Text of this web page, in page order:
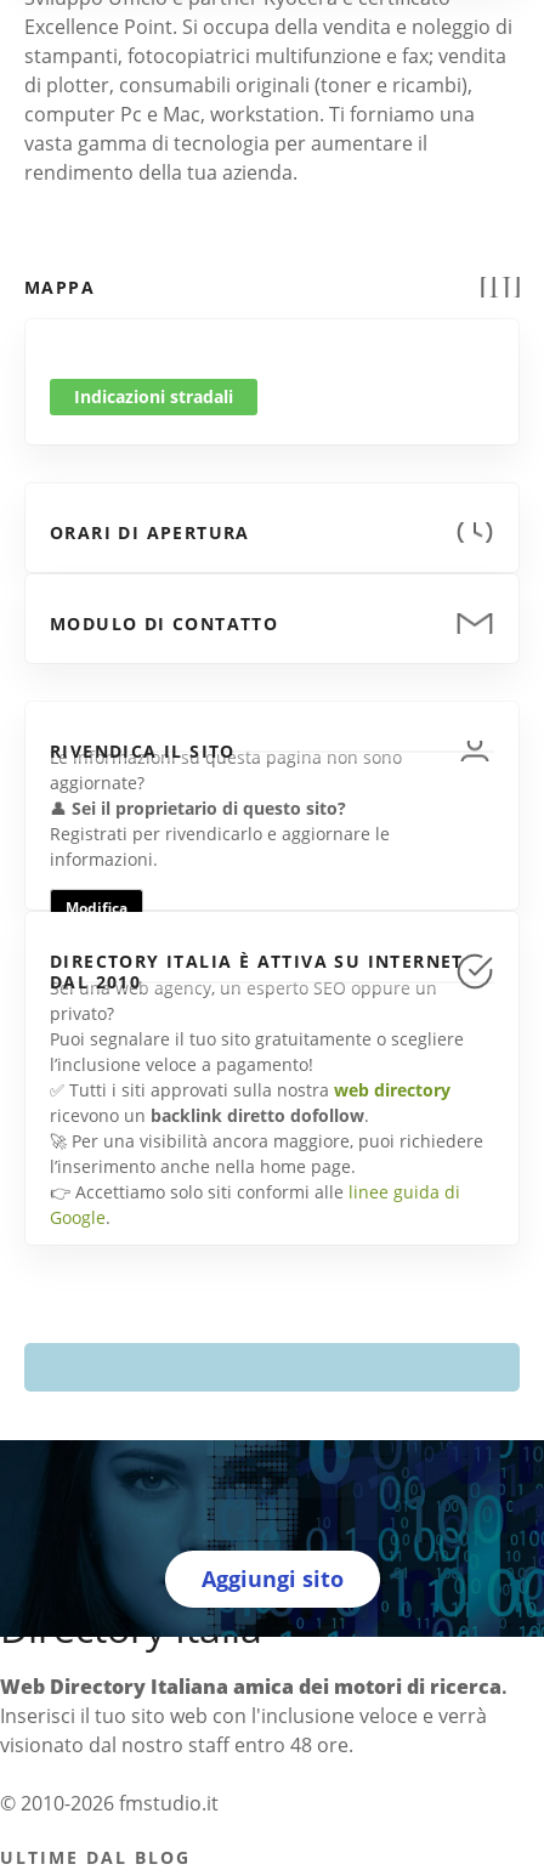
Excellence Point. Si occupa della vendita e noleggio di
stampanti, fotocopiatrici multifunzione e fax; vendita
di plotter, consumabili originali (toner e ricambi),
computer Pc e Mac, workstation. Ti forniamo una
vasta gamma di tecnologia per aumentare il
rendimento della tua azienda.
MAPPA
Indicazioni stradali
ORARI DI APERTURA
MODULO DI CONTATTO
RIVENDICA IL SITO
Le informazioni su questa pagina non sono
aggiornate?
👤 Sei il proprietario di questo sito?
Registrati per rivendicarlo e aggiornare le
informazioni.
Modifica
DIRECTORY ITALIA È ATTIVA SU INTERNET
DAL 2010
Sei una web agency, un esperto SEO oppure un
privato?
Puoi segnalare il tuo sito gratuitamente o scegliere
l’inclusione veloce a pagamento!
✅ Tutti i siti approvati sulla nostra web directory
ricevono un backlink diretto dofollow.
🚀 Per una visibilità ancora maggiore, puoi richiedere
l’inserimento anche nella home page.
👉 Accettiamo solo siti conformi alle linee guida di
Google.
Aggiungi sito
Directory Italia
Web Directory Italiana amica dei motori di ricerca.
Inserisci il tuo sito web con l'inclusione veloce e verrà
visionato dal nostro staff entro 48 ore.
© 2010-2026 fmstudio.it
ULTIME DAL BLOG